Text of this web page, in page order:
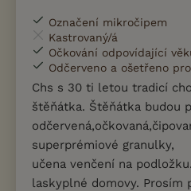
Označení mikročipem
Kastrovaný/á
Očkování odpovídající
Odčerveno a ošetřeno
Chs s 30 ti letou tradicí
štěňátka. Štěňátka budou
superprémiové granulky,
učena venčení na
laskyplné domovy. Prosím